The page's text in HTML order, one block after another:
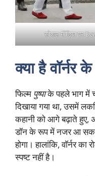
सोशल मीडिया पर
क्या है वॉर्नर
फिल्म पुष्पाके पहले भाग में
दिखाया गया था, उसमें
कहानी को आगे बढ़ाते हुए,
डॉन के रूप में नजर आ
होगा। हालांकि, वॉर्नर का
स्पष्ट नहीं है।